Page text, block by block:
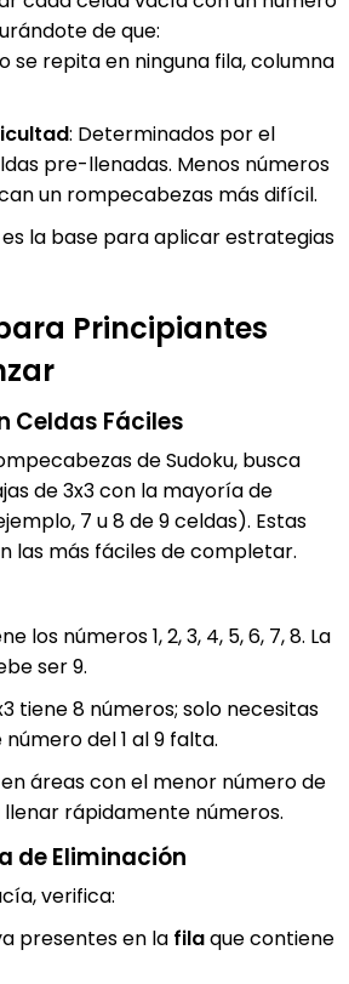
de que:
se repita en ninguna fila, columna
: Determinados por el
pre-llenadas. Menos números
un rompecabezas más difícil.
la base para aplicar estrategias
Principiantes
Celdas Fáciles
de Sudoku, busca
de 3x3 con la mayoría de
7 u 8 de 9 celdas). Estas
las más fáciles de completar.
los números 1, 2, 3, 4, 5, 6, 7, 8. La
ser 9.
tiene 8 números; solo necesitas
del 1 al 9 falta.
áreas con el menor número de
rápidamente números.
de Eliminación
verifica:
presentes en la filaque contiene